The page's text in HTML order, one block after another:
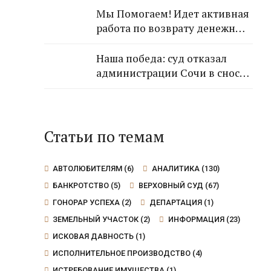
гражданки!
Мы Помогаем! Идет активная
работа по возврату денежных
Кансузян Самвела
Смпатовича 17.07.1983 г.р.
Наша победа: суд отказал
администрации Сочи в сносе
Статьи по темам
АВТОЛЮБИТЕЛЯМ (6) АНАЛИТИКА(130)
БАНКРОТСТВО (5) ВЕРХОВНЫЙ СУД (67)
ГОНОРАР УСПЕХА (2) ДЕПАРТАЦИЯ(1)
ЗЕМЕЛЬНЫЙ УЧАСТОК (2) ИНФОРМАЦИЯ(23)
ИСКОВАЯ ДАВНОСТЬ (1)
ИСПОЛНИТЕЛЬНОЕ ПРОИЗВОДСТВО (4)